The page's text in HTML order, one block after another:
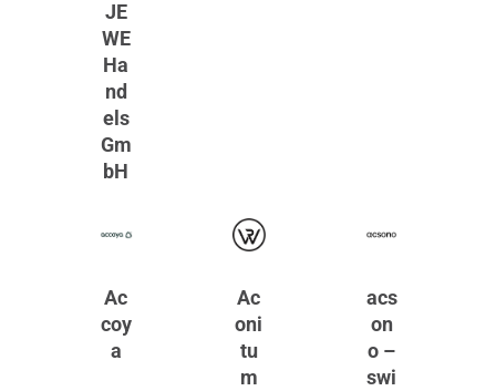
JE
WE
Ha
nd
els
Gm
bH
Ac
coy
a
Ac
oni
tu
m
acs
on
o –
swi